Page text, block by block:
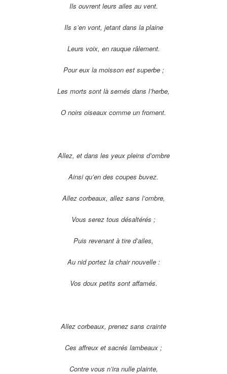
Ils ouvrent leurs ailes au vent.
Ils s’en vont, jetant dans la plaine
Leurs voix, en rauque râlement.
Pour eux la moisson est superbe ;
Les morts sont là semés dans l’herbe,
O noirs oiseaux comme un froment.
Allez, et dans les yeux pleins d’ombre
Ainsi qu’en des coupes buvez.
Allez corbeaux, allez sans l’ombre,
Vous serez tous désaltérés ;
Puis revenant à tire d’ailes,
Au nid portez la chair nouvelle :
Vos doux petits sont affamés.
Allez corbeaux, prenez sans crainte
Ces affreux et sacrés lambeaux ;
Contre vous n’ira nulle plainte,